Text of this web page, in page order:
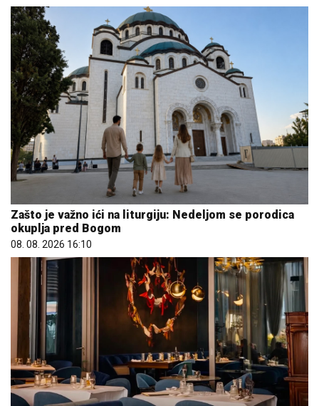
Zašto je važno ići na liturgiju: Nedeljom se porodica
okuplja pred Bogom
08. 08. 2026 16:10